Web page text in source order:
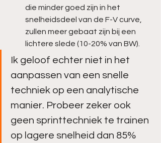
die minder goed zijn in het
snelheidsdeel van de F-V curve,
zullen meer gebaat zijn bij een
lichtere slede (10-20% van BW).
Ik geloof echter niet in het
aanpassen van een snelle
techniek op een analytische
manier. Probeer zeker ook
geen sprinttechniek te trainen
op lagere snelheid dan 85%